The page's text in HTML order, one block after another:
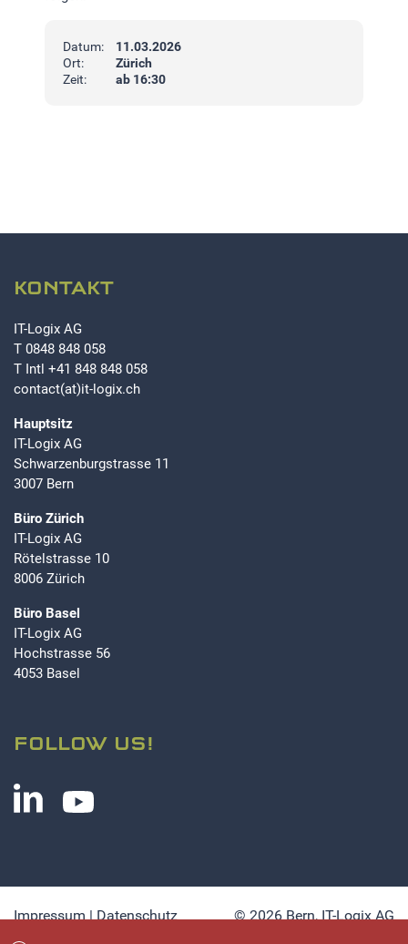
Datum:
11.03.2026
Ort:
Zürich
Zeit:
ab 16:30
KONTAKT
IT-Logix AG
T 0848 848 058
T Intl +41 848 848 058
contact(at)it-logix.ch
Hauptsitz
IT-Logix AG
Schwarzenburgstrasse 11
3007 Bern
Büro Zürich
IT-Logix AG
Rötelstrasse 10
8006 Zürich
Büro Basel
IT-Logix AG
Hochstrasse 56
4053 Basel
FOLLOW US!
Impressum|Datenschutz © 2026 Bern,IT-Logix AG